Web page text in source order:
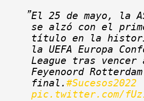
El 25 de mayo, la
se alzó con el
título en la
la UEFA Europa
League tras vencer
Feyenoord
final. #Sucesos2022
pic.twitter.com/